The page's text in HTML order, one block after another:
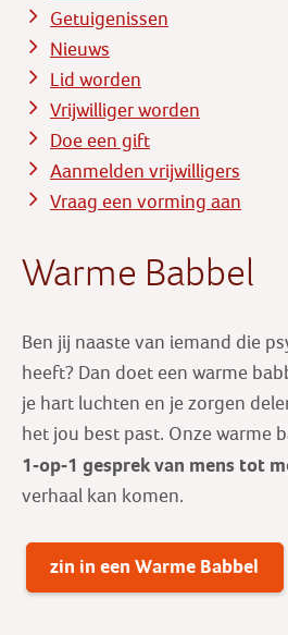
Getuigenissen
Nieuws
Lid worden
Vrijwilliger worden
Doe een gift
Aanmelden vrijwilligers
Vraag een vorming aan
Warme Babbel
Ben jij naaste van iemand die
heeft? Dan doet een warme
je hart luchten en je zorgen
het jou best past. Onze warme
1-op-1 gesprek van mens tot
verhaal kan komen.
zin in een Warme Babbel